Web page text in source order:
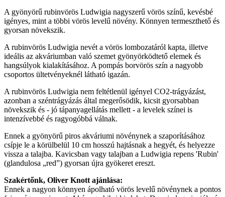
A gyönyörű rubinvörös Ludwigia nagyszerű vörös színű, kevésbé
igényes, mint a többi vörös levelű növény. Könnyen termeszthető és
gyorsan növekszik.
A rubinvörös Ludwigia nevét a vörös lombozatáról kapta, illetve
ideális az akváriumban való szemet gyönyörködtető elemek és
hangsúlyok kialakításához. A pompás borvörös szín a nagyobb
csoportos ültetvényeknél látható igazán.
A rubinvörös Ludwigia nem feltétlenül igényel CO2-trágyázást,
azonban a széntrágyázás által megerősödik, kicsit gyorsabban
növekszik és - jó tápanyagellátás mellett - a levelek színei is
intenzívebbé és ragyogóbbá válnak.
Ennek a gyönyörű piros akváriumi növénynek a szaporításához
csípje le a körülbelül 10 cm hosszú hajtásnak a hegyét, és helyezze
vissza a talajba. Kavicsban vagy talajban a Ludwigia repens 'Rubin'
(glandulosa „red”) gyorsan újra gyökeret ereszt.
Szakértőnk, Oliver Knott ajánlása:
Ennek a nagyon könnyen ápolható vörös levelű növénynek a pontos